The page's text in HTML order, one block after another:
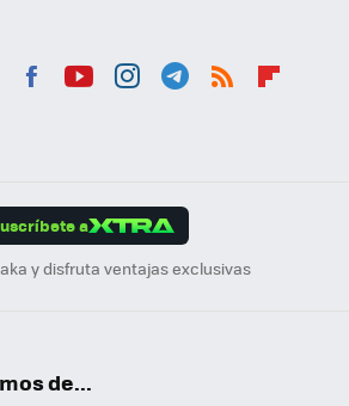
a
y disfruta ventajas exclusivas
de...